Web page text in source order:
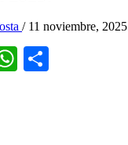
/ 11 noviembre, 2025
WhatsApp